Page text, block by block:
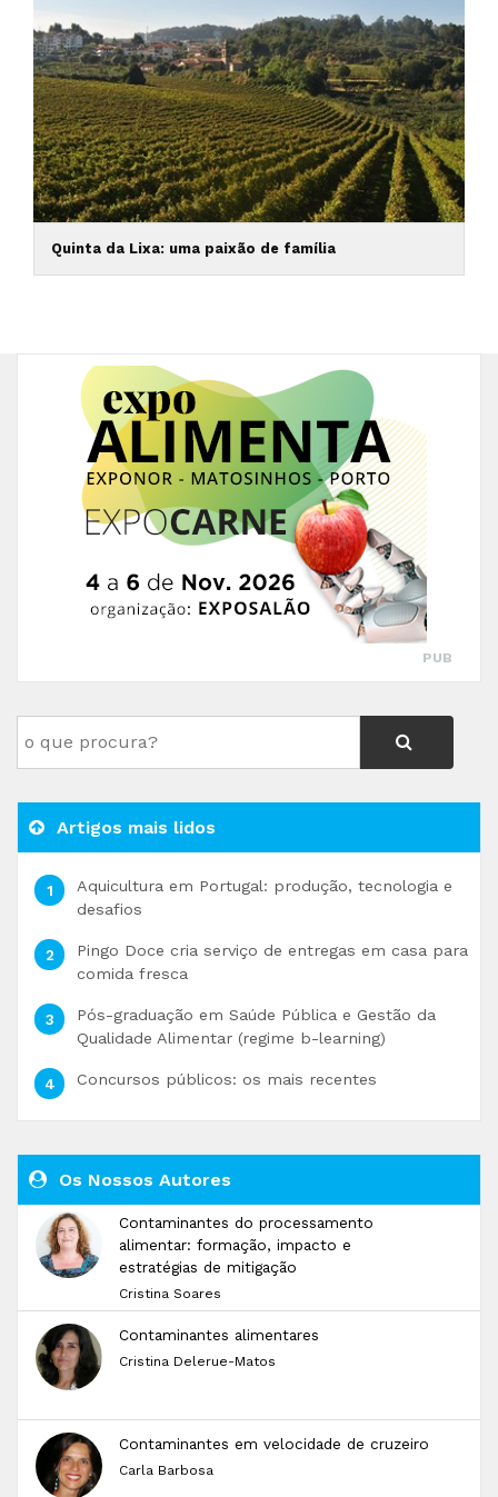
Quinta da Lixa: uma paixão de família
PUB
Artigos mais lidos
Aquicultura em Portugal: produção, tecnologia e
desafios
Pingo Doce cria serviço de entregas em casa para
comida fresca
Pós-graduação em Saúde Pública e Gestão da
Qualidade Alimentar (regime b-learning)
Concursos públicos: os mais recentes
Os Nossos Autores
Contaminantes do processamento
alimentar: formação, impacto e
estratégias de mitigação
Cristina Soares
Contaminantes alimentares
Cristina Delerue-Matos
Contaminantes em velocidade de cruzeiro
Carla Barbosa